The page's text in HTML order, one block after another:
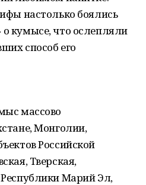
настолько боялись
кумысе, что ослепляли
способ его
массово
Монголии,
Российской
Тверская,
Марий Эл,